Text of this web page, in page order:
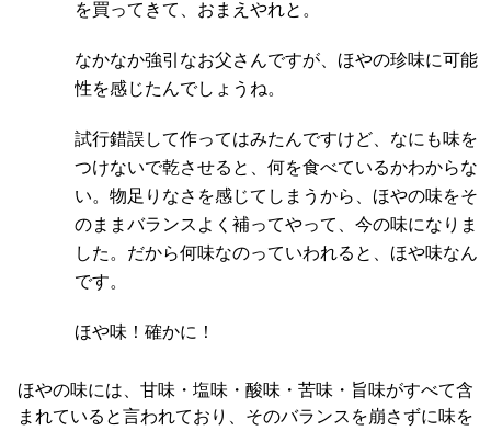
を買ってきて、おまえやれと。
なかなか強引なお父さんですが、ほやの珍味に可能
性を感じたんでしょうね。
試行錯誤して作ってはみたんですけど、なにも味を
つけないで乾させると、何を食べているかわからな
い。物足りなさを感じてしまうから、ほやの味をそ
のままバランスよく補ってやって、今の味になりま
した。だから何味なのっていわれると、ほや味なん
です。
ほや味！確かに！
ほやの味には、甘味・塩味・酸味・苦味・旨味がすべて含
まれていると言われており、そのバランスを崩さずに味を